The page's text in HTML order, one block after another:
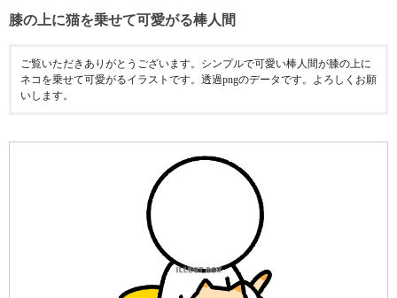
膝の上に猫を乗せて可愛がる棒人間
ご覧いただきありがとうございます。シンプルで可愛い棒人間が膝の上に
ネコを乗せて可愛がるイラストです。透過pngのデータです。よろしくお願
いします。